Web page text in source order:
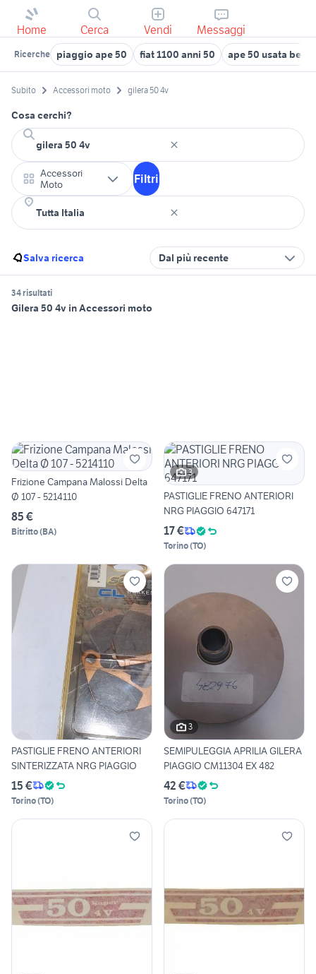
Home Cerca Vendi Messaggi
Ricerche piaggio ape 50 fiat 1100 anni 50 ape 50 usata
Subito Accessori moto gilera 50 4v
Cosa cerchi?
Accessori
Moto
Filtri
Salva ricerca Dal più recente
34 risultati
Gilera 50 4v in Accessori moto
Frizione Campana Malossi Delta
Ø 107 - 5214110
85 €
Bitritto(BA)
3
PASTIGLIE FRENO ANTERIORI
NRG PIAGGIO 647171
17 €
Torino(TO)
PASTIGLIE FRENO ANTERIORI
SINTERIZZATA NRG PIAGGIO
15 €
Torino(TO)
3
SEMIPULEGGIA APRILIA GILERA
PIAGGIO CM11304 EX 482
42 €
Torino(TO)